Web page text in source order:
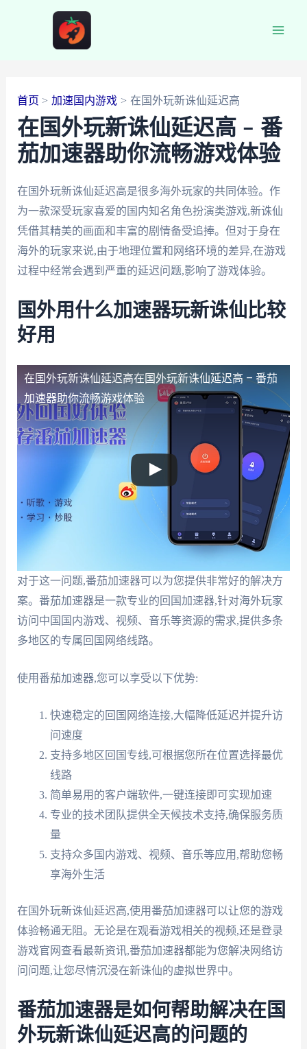
首页 加速国内游戏 在国外玩新诛仙延迟高
在国外玩新诛仙延迟高 – 番
茄加速器助你流畅游戏体验
在国外玩新诛仙延迟高是很多海外玩家的共同体验。作
为一款深受玩家喜爱的国内知名角色扮演类游戏,新诛仙
凭借其精美的画面和丰富的剧情备受追捧。但对于身在
海外的玩家来说,由于地理位置和网络环境的差异,在游戏
过程中经常会遇到严重的延迟问题,影响了游戏体验。
国外用什么加速器玩新诛仙比较
好用
在国外玩新诛仙延迟高在国外玩新诛仙延迟高 – 番茄
加速器助你流畅游戏体验
对于这一问题,番茄加速器可以为您提供非常好的解决方
案。番茄加速器是一款专业的回国加速器,针对海外玩家
访问中国国内游戏、视频、音乐等资源的需求,提供多条
多地区的专属回国网络线路。
使用番茄加速器,您可以享受以下优势:
快速稳定的回国网络连接,大幅降低延迟并提升访
问速度
支持多地区回国专线,可根据您所在位置选择最优
线路
简单易用的客户端软件,一键连接即可实现加速
专业的技术团队提供全天候技术支持,确保服务质
量
支持众多国内游戏、视频、音乐等应用,帮助您畅
享海外生活
在国外玩新诛仙延迟高,使用番茄加速器可以让您的游戏
体验畅通无阻。无论是在观看游戏相关的视频,还是登录
游戏官网查看最新资讯,番茄加速器都能为您解决网络访
问问题,让您尽情沉浸在新诛仙的虚拟世界中。
番茄加速器是如何帮助解决在国
外玩新诛仙延迟高的问题的